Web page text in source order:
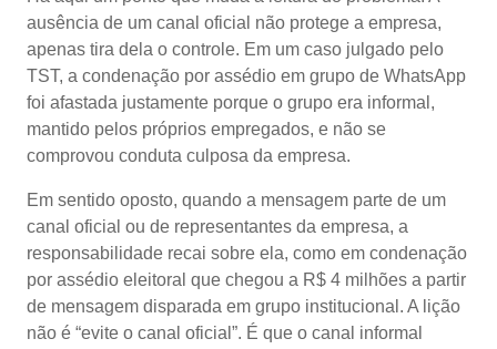
ausência de um canal oficial não protege a empresa,
apenas tira dela o controle. Em um caso julgado pelo
TST, a condenação por assédio em grupo de WhatsApp
foi afastada justamente porque o grupo era informal,
mantido pelos próprios empregados, e não se
comprovou conduta culposa da empresa.
Em sentido oposto, quando a mensagem parte de um
canal oficial ou de representantes da empresa, a
responsabilidade recai sobre ela, como em condenação
por assédio eleitoral que chegou a R$ 4 milhões a partir
de mensagem disparada em grupo institucional. A lição
não é “evite o canal oficial”. É que o canal informal